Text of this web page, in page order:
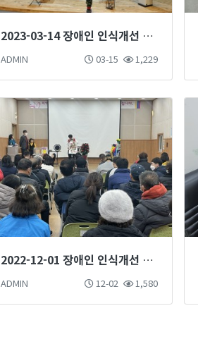
2023-03-14 장애인 인식개선 마술단 마술공연 진행
ADMIN 03-15 1,229
2022-12-01 장애인 인식개선 마술단 마술공연
ADMIN 12-02 1,580